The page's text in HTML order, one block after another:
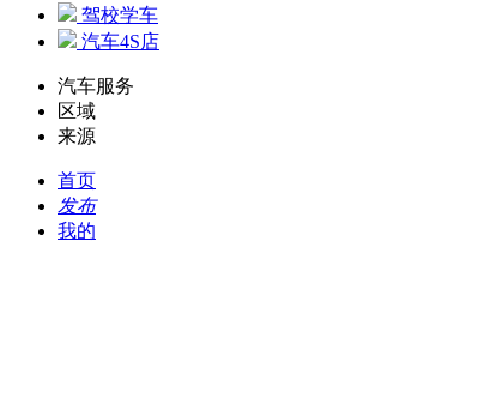
驾校学车
汽车4S店
汽车服务
区域
来源
首页
发布
我的